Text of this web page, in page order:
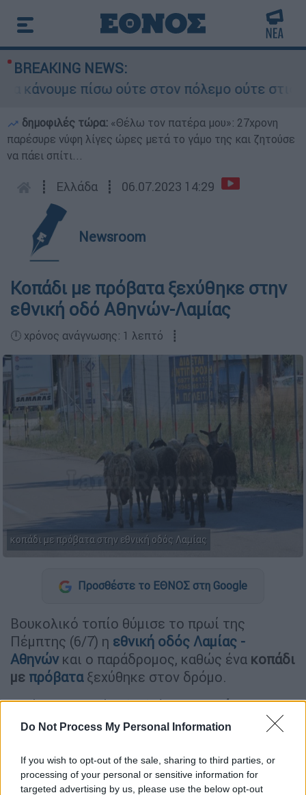
Do Not Process My Personal Information
If you wish to opt-out of the sale, sharing to third parties, or
processing of your personal or sensitive information for
targeted advertising by us, please use the below opt-out
BREAKING NEWS:
πίσω ούτε στον πόλεμο ούτε στις
δημοφιλές τώρα: «Θέλω τον πατέρα μου»: 27χρονη
παρέσυρε νύφη λίγες ώρες μετά το γάμο της και ζητούσε
να πάει σπίτι...
┋ Ελλάδα ┋ 06.07.2023 14:29
Newsroom
Κοπάδι με πρόβατα ξεχύθηκε στην
εθνική οδό Αθηνών-Λαμίας
🕛 χρόνος ανάγνωσης: 1 λεπτό ┋
κοπάδι με πρόβατα στην εθνική οδός Λαμίας
Προσθέστε το ΕΘΝΟΣ στη Google
Βουκολικό τοπίο θύμισε το πρωί της
Πέμπτης (6/7) η εθνική οδός Λαμίας -
Αθηνώνκαι ο παράδρομος, καθώς ένα κοπάδι
με πρόβατα ξεχύθηκε στον δρόμο.
Τα άκακα τετράποδα διέσχιζαναμέριμνατο
δρόμο, που εξυπηρετεί χιλιάδες οχήματα,
ΔΙΑΒΑΣΤΕ ΕΠΙΣΗΣ